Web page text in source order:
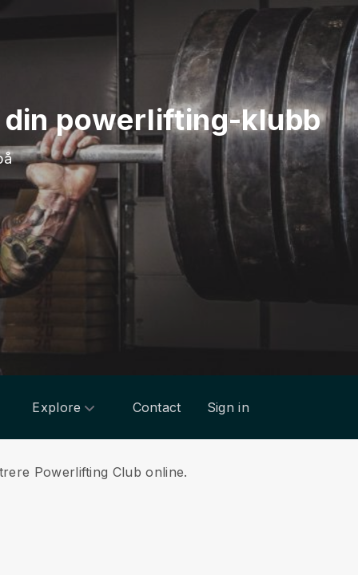
powerlifting-klubb
Explore Contact Sign in
Powerlifting Club online.